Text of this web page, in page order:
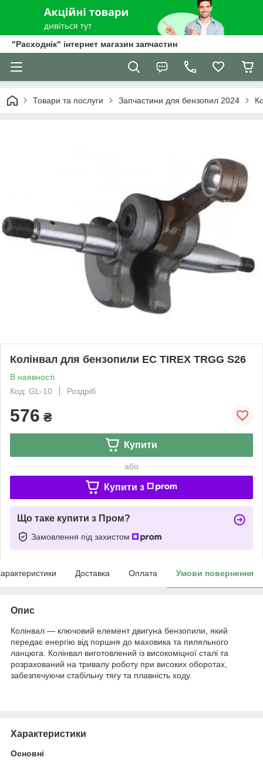
"Расходнік" інтернет магазин запчастин
Товари та послуги Запчастини для бензопил 2024
Колінвал для бензопили EC TIREX TRGG S26
В наявності
Код: GL-10
Роздріб
576 ₴
Купити
або
Купити з
Що таке купити з Пром?
Замовлення під захистом
Доставка Оплата Умови повернення
Опис
Колінвал — ключовий елемент двигуна бензопили, який
передає енергію від поршня до маховика та пиляльного
ланцюга. Колінвал виготовлений із високоміцної сталі та
розрахований на тривалу роботу при високих оборотах,
забезпечуючи стабільну тягу та плавність ходу.
Характеристики
Основні